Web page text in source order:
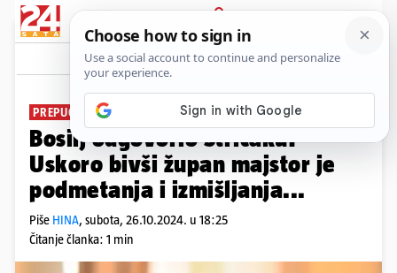
PRIJAVA
News Komentari
PREPUCAVANJA
Bosilj odgovorio Stričaku:
Uskoro bivši župan majstor je
podmetanja i izmišljanja...
Piše HINA, subota, 26.10.2024. u 18:25
Čitanje članka: 1 min